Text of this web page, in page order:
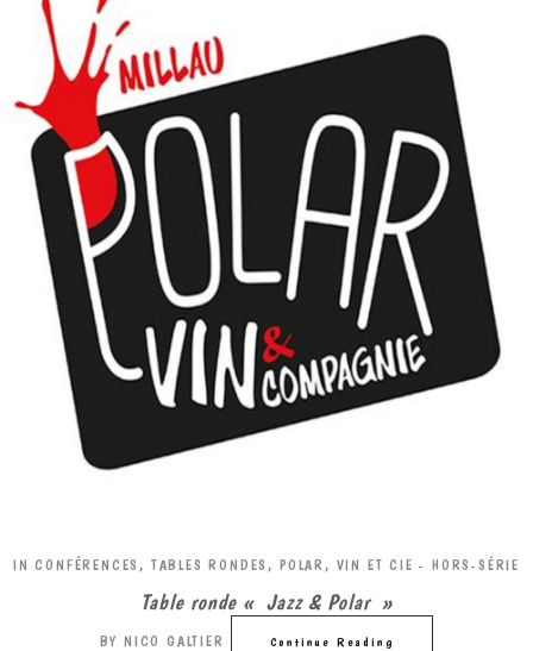
IN CONFÉRENCES, TABLES RONDES , POLAR, VIN ET CIE - HORS-SÉRIE
Table ronde « Jazz & Polar »
BY NICO GALTIER Continue Reading